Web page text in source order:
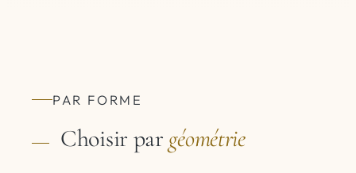
PAR FORME
Choisir par géométrie